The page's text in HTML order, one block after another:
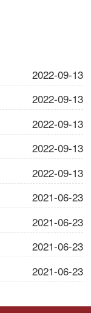
2022-09-13
2022-09-13
2022-09-13
2022-09-13
2022-09-13
2021-06-23
2021-06-23
2021-06-23
2021-06-23